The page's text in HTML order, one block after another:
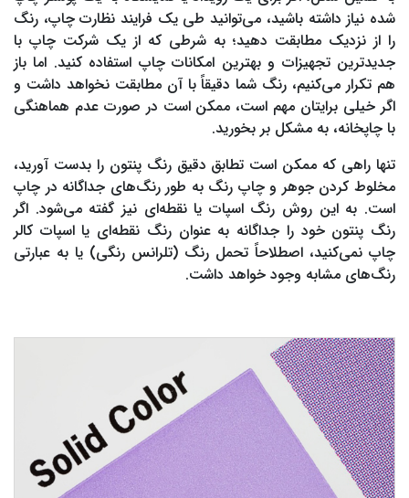
شده نیاز داشته باشید، می‌توانید طی یک فرایند نظارت چاپ، رنگ
را از نزدیک مطابقت دهید؛ به شرطی که از یک شرکت چاپ با
جدیدترین تجهیزات و بهترین امکانات چاپ استفاده کنید. اما باز
هم تکرار می‌کنیم، رنگ شما دقیقاً با آن مطابقت نخواهد داشت و
اگر خیلی برایتان مهم است، ممکن است در صورت عدم هماهنگی
با چاپخانه، به مشکل بر بخورید.
تنها راهی که ممکن است تطابق دقیق رنگ پنتون را بدست آورید،
مخلوط کردن جوهر و چاپ رنگ به طور رنگ‌های جداگانه در چاپ
است. به این روش رنگ اسپات یا نقطه‌ای نیز گفته می‌شود. اگر
رنگ پنتون خود را جداگانه به عنوان رنگ نقطه‌ای یا اسپات کالر
چاپ نمی‌کنید، اصطلاحاً تحمل رنگ (تلرانس رنگی) یا به عبارتی
رنگ‌های مشابه وجود خواهد داشت.